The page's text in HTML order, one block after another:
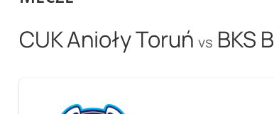
CUK Anioły Toruń vs BKS